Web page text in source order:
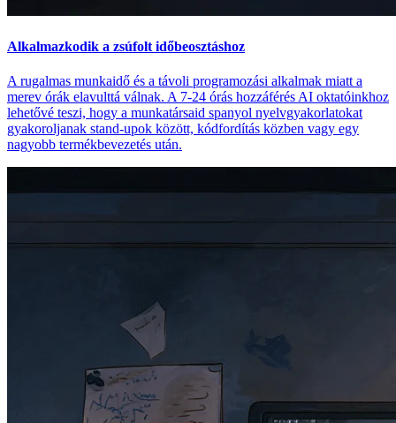
Alkalmazkodik a zsúfolt időbeosztáshoz
A rugalmas munkaidő és a távoli programozási alkalmak miatt a
merev órák elavulttá válnak. A 7-24 órás hozzáférés AI oktatóinkhoz
lehetővé teszi, hogy a munkatársaid spanyol nyelvgyakorlatokat
gyakoroljanak stand-upok között, kódfordítás közben vagy egy
nagyobb termékbevezetés után.